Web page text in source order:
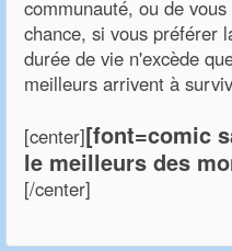
communauté, ou de
chance, si vous préférer
durée de vie n'excède
meilleurs arrivent à
[center][font=comic
le meilleurs des
[/center]